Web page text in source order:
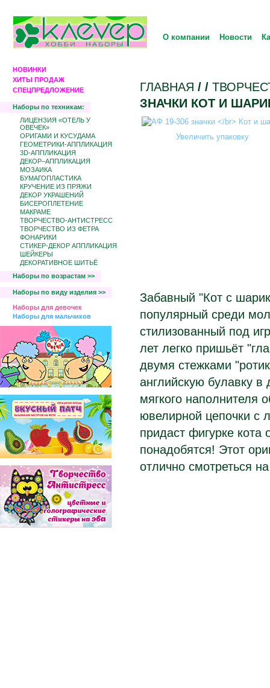
О компании Новости
НОВИНКИ
ХИТЫ ПРОДАЖ
СПЕЦПРЕДЛОЖЕНИЕ
Наборы по техникам:
ЛИЦЕНЗИЯ «ОТЕЛЬ У
ОВЕЧЕК»
ОРИГАМИ И КУСУДАМА
ГЕОМЕТРИКИ-АППЛИКАЦИЯ
3D-АППЛИКАЦИЯ
ДЕКОР–АППЛИКАЦИЯ
МОЗАИКА
БУМАГОПЛАСТИКА
КРУЧЕНИЕ ИЗ ПРЯЖИ
ДЕКОР УКРАШЕНИЙ
БИCЕРОПЛЕТЕНИЕ
МАКРАМЕ
ТВОРЧЕСТВО-АНТИСТРЕСС
ТВОРЧЕСТВО ИЗ ФЕТРА
ФОНАРИКИ
СТИКЕР-ДЕКОР АППЛИКАЦИЯ
ШЕЙКЕРЫ
ДЕКОРАТИВНОЕ ШИТЬЁ
Наборы по возрастам >>
Наборы по виду изделия >>
Наборы для девочек
Наборы для мальчиков
ГЛАВНАЯ / /
ЗНАЧКИ КОТ И
Увеличить упаковку
Забавный "Кот с
популярный среди
стилизованный под
лет легко пришьёт
двумя стежками
английскую булавку в
мягкого
ювелирной цепочки с
придаст фигурке
понадобятся! Этот
отлично смотреться